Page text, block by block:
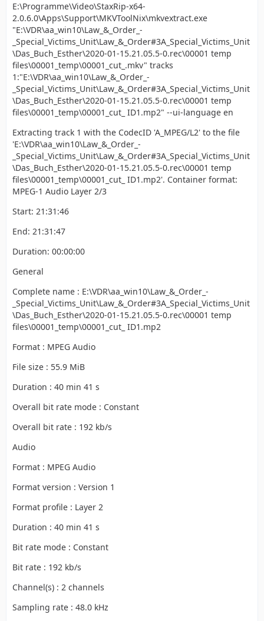
E:\Programme\Video\StaxRip-x64-
2.0.6.0\Apps\Support\MKVToolNix\mkvextract.exe
"E:\VDR\aa_win10\Law_&_Order_-
_Special_Victims_Unit\Law_&_Order#3A_Special_Victims_Unit
\Das_Buch_Esther\2020-01-15.21.05.5-0.rec\00001 temp
files\00001_temp\00001_cut_.mkv" tracks
1:"E:\VDR\aa_win10\Law_&_Order_-
_Special_Victims_Unit\Law_&_Order#3A_Special_Victims_Unit
\Das_Buch_Esther\2020-01-15.21.05.5-0.rec\00001 temp
files\00001_temp\00001_cut_ ID1.mp2" --ui-language en
Extracting track 1 with the CodecID 'A_MPEG/L2' to the file
'E:\VDR\aa_win10\Law_&_Order_-
_Special_Victims_Unit\Law_&_Order#3A_Special_Victims_Unit
\Das_Buch_Esther\2020-01-15.21.05.5-0.rec\00001 temp
files\00001_temp\00001_cut_ ID1.mp2'. Container format:
MPEG-1 Audio Layer 2/3
Start: 21:31:46
End: 21:31:47
Duration: 00:00:00
General
Complete name : E:\VDR\aa_win10\Law_&_Order_-
_Special_Victims_Unit\Law_&_Order#3A_Special_Victims_Unit
\Das_Buch_Esther\2020-01-15.21.05.5-0.rec\00001 temp
files\00001_temp\00001_cut_ ID1.mp2
Format : MPEG Audio
File size : 55.9 MiB
Duration : 40 min 41 s
Overall bit rate mode : Constant
Overall bit rate : 192 kb/s
Audio
Format : MPEG Audio
Format version : Version 1
Format profile : Layer 2
Duration : 40 min 41 s
Bit rate mode : Constant
Bit rate : 192 kb/s
Channel(s) : 2 channels
Sampling rate : 48.0 kHz